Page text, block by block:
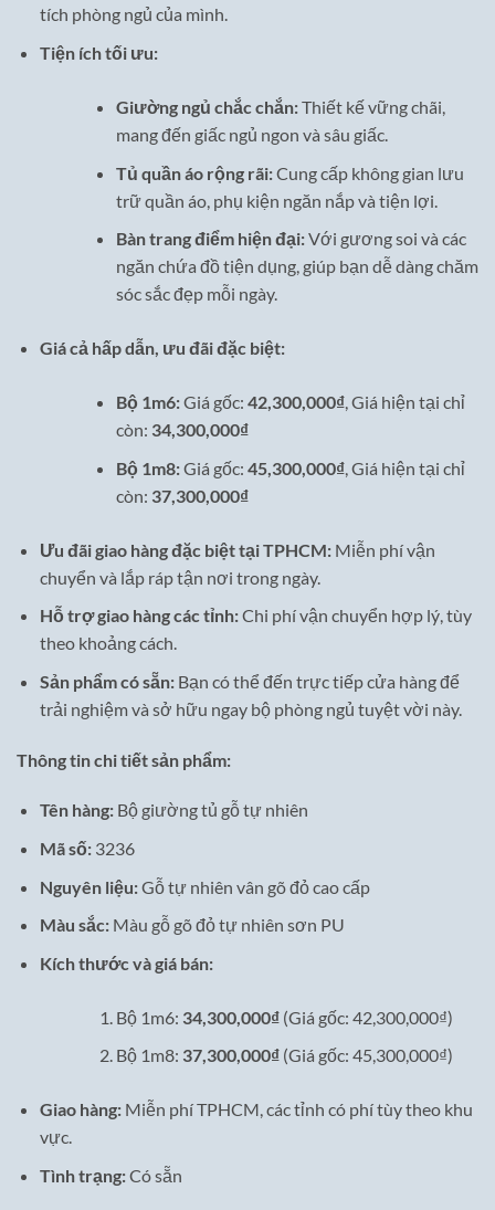
tích phòng ngủ của mình.
Tiện ích tối ưu:
Giường ngủ chắc chắn:Thiết kế vững chãi,
mang đến giấc ngủ ngon và sâu giấc.
Tủ quần áo rộng rãi:Cung cấp không gian lưu
trữ quần áo, phụ kiện ngăn nắp và tiện lợi.
Bàn trang điểm hiện đại:Với gương soi và các
ngăn chứa đồ tiện dụng, giúp bạn dễ dàng chăm
sóc sắc đẹp mỗi ngày.
Giá cả hấp dẫn, ưu đãi đặc biệt:
Bộ 1m6:Giá gốc: 42,300,000₫, Giá hiện tại chỉ
còn: 34,300,000₫
Bộ 1m8:Giá gốc: 45,300,000₫, Giá hiện tại chỉ
còn: 37,300,000₫
Ưu đãi giao hàng đặc biệt tại TPHCM:Miễn phí vận
chuyển và lắp ráp tận nơi trong ngày.
Hỗ trợ giao hàng các tỉnh:Chi phí vận chuyển hợp lý, tùy
theo khoảng cách.
Sản phẩm có sẵn:Bạn có thể đến trực tiếp cửa hàng để
trải nghiệm và sở hữu ngay bộ phòng ngủ tuyệt vời này.
Thông tin chi tiết sản phẩm:
Tên hàng:Bộ giường tủ gỗ tự nhiên
Mã số:3236
Nguyên liệu:Gỗ tự nhiên vân gõ đỏ cao cấp
Màu sắc:Màu gỗ gõ đỏ tự nhiên sơn PU
Kích thước và giá bán:
Bộ 1m6: 34,300,000₫(Giá gốc: 42,300,000₫)
Bộ 1m8: 37,300,000₫(Giá gốc: 45,300,000₫)
Giao hàng:Miễn phí TPHCM, các tỉnh có phí tùy theo khu
vực.
Tình trạng:Có sẵn